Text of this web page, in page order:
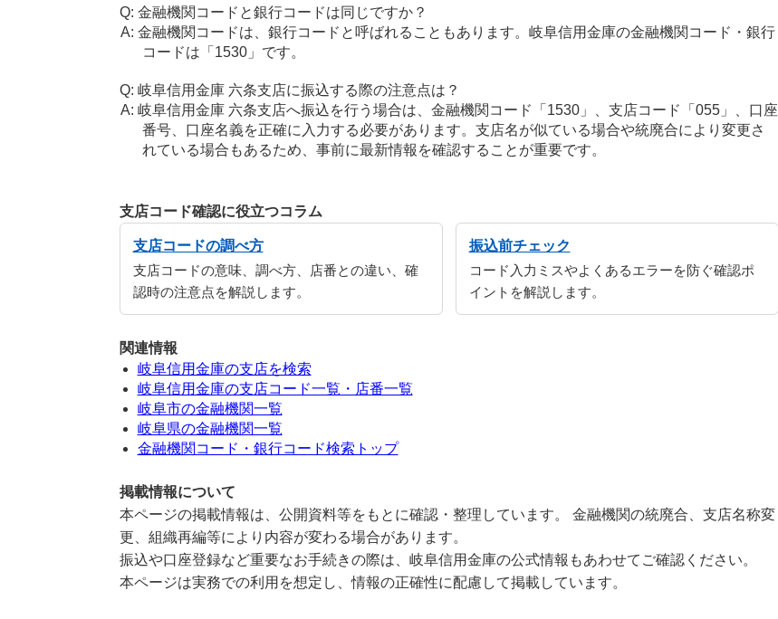
金融機関コードと銀行コードは同じですか？
金融機関コードは、銀行コードと呼ばれることもあります。岐阜信用金庫の金融機関コード・銀行
コードは「1530」です。
岐阜信用金庫 六条支店に振込する際の注意点は？
岐阜信用金庫 六条支店へ振込を行う場合は、金融機関コード「1530」、支店コード「055」、口座
番号、口座名義を正確に入力する必要があります。支店名が似ている場合や統廃合により変更さ
れている場合もあるため、事前に最新情報を確認することが重要です。
支店コード確認に役立つコラム
支店コードの調べ方
支店コードの意味、調べ方、店番との違い、確
認時の注意点を解説します。
振込前チェック
コード入力ミスやよくあるエラーを防ぐ確認ポ
イントを解説します。
関連情報
岐阜信用金庫の支店を検索
岐阜信用金庫の支店コード一覧・店番一覧
岐阜市の金融機関一覧
岐阜県の金融機関一覧
金融機関コード・銀行コード検索トップ
掲載情報について
本ページの掲載情報は、公開資料等をもとに確認・整理しています。 金融機関の統廃合、支店名称変
更、組織再編等により内容が変わる場合があります。
振込や口座登録など重要なお手続きの際は、岐阜信用金庫の公式情報もあわせてご確認ください。
本ページは実務での利用を想定し、情報の正確性に配慮して掲載しています。